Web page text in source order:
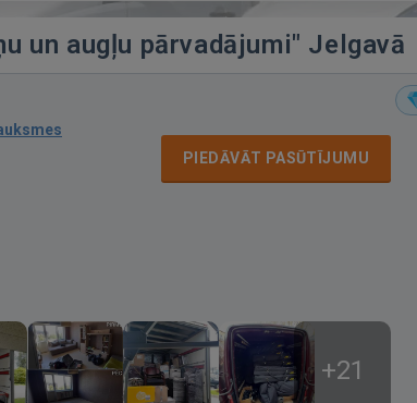
un augļu pārvadājumi" Jelgavā
PIEDĀVĀT PASŪTĪJUMU
+21